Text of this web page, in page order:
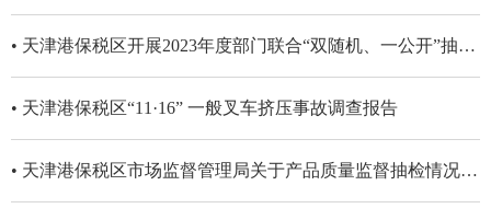
• 天津港保税区开展2023年度部门联合“双随机、一公开”抽查工作计划公示
• 天津港保税区“11·16” 一般叉车挤压事故调查报告
• 天津港保税区市场监督管理局关于产品质量监督抽检情况的通告（第二批）